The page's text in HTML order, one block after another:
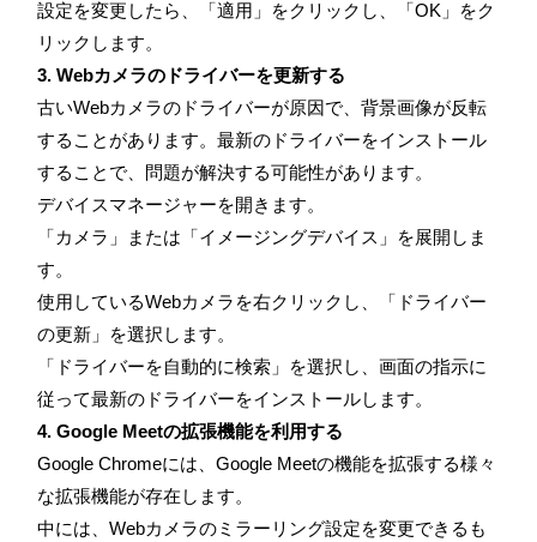
設定を変更したら、「適用」をクリックし、「OK」をク
リックします。
3. Webカメラのドライバーを更新する
古いWebカメラのドライバーが原因で、背景画像が反転
することがあります。最新のドライバーをインストール
することで、問題が解決する可能性があります。
デバイスマネージャーを開きます。
「カメラ」または「イメージングデバイス」を展開しま
す。
使用しているWebカメラを右クリックし、「ドライバー
の更新」を選択します。
「ドライバーを自動的に検索」を選択し、画面の指示に
従って最新のドライバーをインストールします。
4. Google Meetの拡張機能を利用する
Google Chromeには、Google Meetの機能を拡張する様々
な拡張機能が存在します。
中には、Webカメラのミラーリング設定を変更できるも